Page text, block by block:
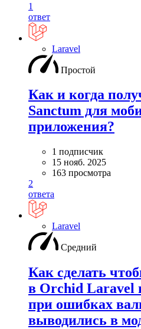
1
ответ
Laravel
Простой
Как и когда
Sanctum для
приложения?
1 подписчик
15 нояб. 2025
163 просмотра
2
ответа
Laravel
Средний
Как сделать
в Orchid Laravel
при ошибках
выводились в